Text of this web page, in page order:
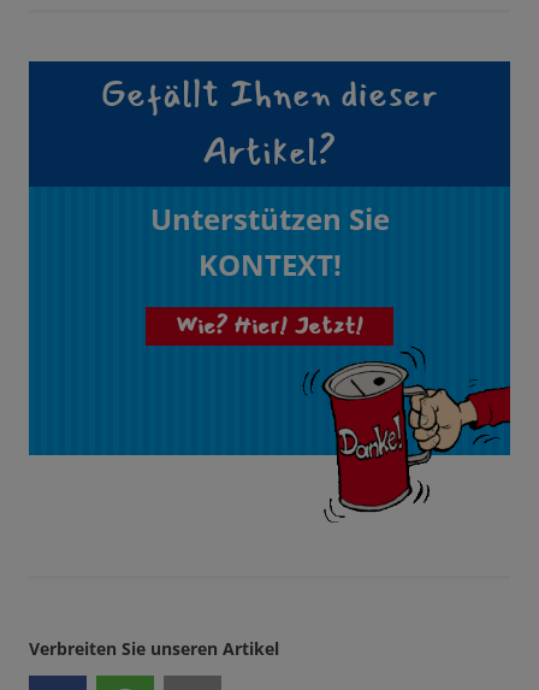
Gefällt Ihnen dieser
Artikel?
Unterstützen Sie
KONTEXT!
Wie? Hier! Jetzt!
Verbreiten Sie unseren Artikel